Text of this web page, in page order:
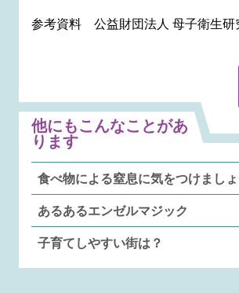
参考資料 公益財団法人 母子衛生研
他にもこんなことがあ
ります
食べ物による窒息に気をつけましょ
あるあるエンゼルマジック
子育てしやすい街は？